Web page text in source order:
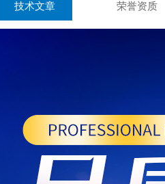
技术文章 荣誉资质